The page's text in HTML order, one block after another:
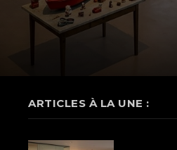
ARTICLES À LA UNE :